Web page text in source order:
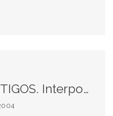
de tacha. Testigos necesarios.